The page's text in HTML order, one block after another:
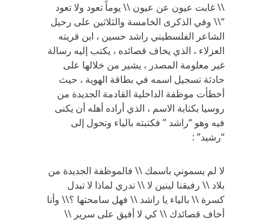
\\ غابت عيون عن عيون \\ يوماً تعود ولا تعود
“\\ وفي الذكرى الخامسة والثلاثين على رحيل
الشاعر الفلسطيني راشد حسين ، ابن قريته
العزلاء ، الذي يخاف قصائده ، يكتب إليه رسالة
غير معلومة المصدر ، يشير من خلالها على
حادثة تسجيل اسمه في بطاقة الهوية ، حيث
أخطأت موظفة الداخلية القادمة الجديدة من
روسيا بكتابة الاسم ، الذي أراده أهله أن يكنى
فيه وهو “راشد ” فكتبته بالياء وتحول إلى
“رشيد” :
لا لم يسموني باسمك \\ فالموظفة الجديدة من
بلاد \\ رفيقنا لينين لا \\ تدري لماذا لا تبدل
كسرة \\ بالياء يا راشد \\ فهل سامحتها ؟\\ وأنا
أخاف قصائدك \\ كي لا أفيق على سرير \\